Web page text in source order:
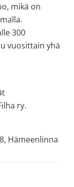
mikä on
300
vuosittain yhä
ry.
Hämeenlinna